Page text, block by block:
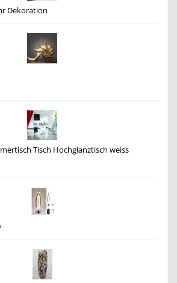
Dekoration
Tisch Hochglanztisch weiss